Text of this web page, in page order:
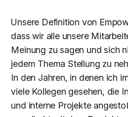
Unsere Definition von
dass wir alle unsere
Meinung zu sagen und sich
jedem Thema Stellung zu
In den Jahren, in denen ich
viele Kollegen gesehen, die
und interne Projekte